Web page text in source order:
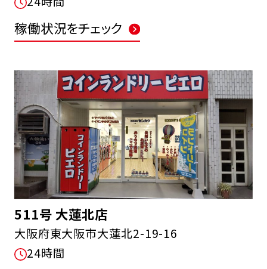
稼働状況をチェック
511号 大蓮北店
大阪府東大阪市大蓮北2-19-16
24時間